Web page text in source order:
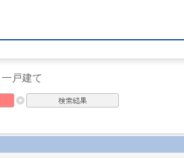
戸建て